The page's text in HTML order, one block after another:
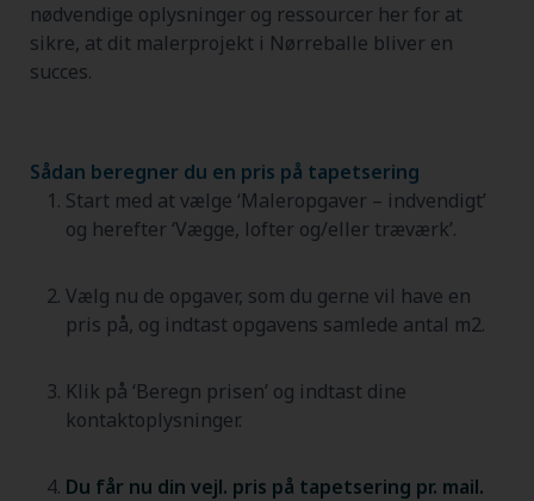
nødvendige oplysninger og ressourcer her for at
sikre, at dit malerprojekt i Nørreballe bliver en
succes.
Sådan beregner du en pris på tapetsering
Start med at vælge ‘Maleropgaver – indvendigt’
og herefter ‘Vægge, lofter og/eller træværk’.
Vælg nu de opgaver, som du gerne vil have en
pris på, og indtast opgavens samlede antal m2.
Klik på ‘Beregn prisen’ og indtast dine
kontaktoplysninger.
Du får nu din vejl. pris på tapetsering pr. mail.